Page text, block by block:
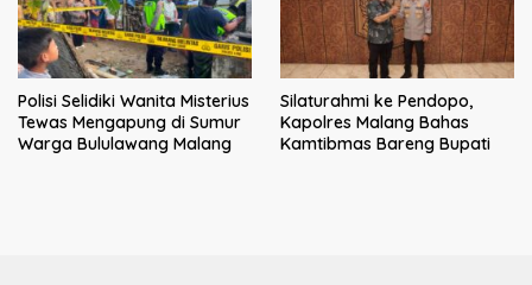
Polisi Selidiki Wanita Misterius
Tewas Mengapung di Sumur
Warga Bululawang Malang
Silaturahmi ke Pendopo,
Kapolres Malang Bahas
Kamtibmas Bareng Bupati